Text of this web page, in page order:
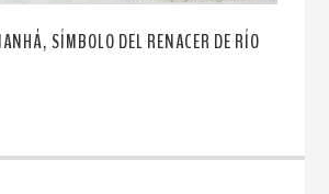
SÍMBOLO DEL RENACER DE RÍO